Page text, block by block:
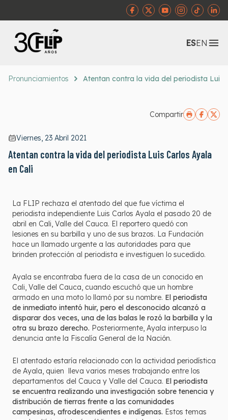
ESEN
Pronunciamientos Atentan contra la vida del periodista Luis
Compartir
Viernes, 23 Abril 2021
Atentan contra la vida del periodista Luis Carlos Ayala
en Cali
La FLIP rechaza el atentado del que fue víctima el
periodista independiente Luis Carlos Ayala el pasado 20 de
abril en Cali, Valle del Cauca. El reportero quedó con
lesiones en su barbilla y uno de sus brazos. La Fundación
hace un llamado urgente a las autoridades para que
brinden protección al periodista e investiguen lo sucedido.
Ayala se encontraba fuera de la casa de un conocido en
Cali, Valle del Cauca, cuando escuchó que un hombre
armado en una moto lo llamó por su nombre. El periodista
de inmediato intentó huir, pero el desconocido alcanzó a
disparar dos veces, una de las balas le rozó la barbilla y la
otra su brazo derecho. Posteriormente, Ayala interpuso la
denuncia ante la Fiscalía General de la Nación.
El atentado estaría relacionado con la actividad periodística
de Ayala, quien lleva varios meses trabajando entre los
departamentos del Cauca y Valle del Cauca. El periodista
se encuentra realizando una investigación sobre tenencia y
distribución de tierras frente a las comunidades
campesinas, afrodescendientes e indígenas. Estos temas